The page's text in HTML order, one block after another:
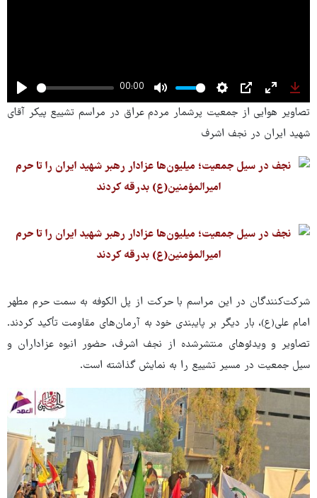
Play
00:00
Mute Settings
PIP Enter
تصاویر هوایی از جمعیت پرشمار مردم عراق در مراسم تشییع پیکر آقای
شهید ایران در نجف اشرف
شرکت‌کنندگان در این مراسم با حرکت از پل الکوفه به سمت حرم مطهر
امام علی(ع)، بار دیگر بر پایبندی خود به آرمان‌های مقاومت تأکید کردند.
تصاویر و ویدئوهای منتشرشده از نجف اشرف، حضور انبوه عزاداران و
سیل جمعیت در مسیر تشییع را به نمایش گذاشته است.